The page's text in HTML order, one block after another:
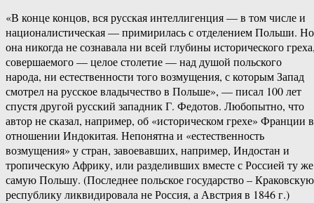
«В конце концов, вся русская интеллигенция — в том числе и
националистическая — примирилась с отделением Польши. Но
она никогда не сознавала ни всей глубины исторического
совершаемого — целое столетие — над душой польского
народа, ни естественности того возмущения, с которым Запад
смотрел на русское владычество в Польше», — писал 100 лет
спустя другой русский западник Г. Федотов. Любопытно, что
автор не сказал, например, об «историческом грехе» Франции в
отношении Индокитая. Непонятна и «естественность
возмущения» у стран, завоевавших, например, Индостан и
тропическую Африку, или разделивших вместе с Россией ту же
самую Польшу. (Последнее польское государство – Краковскую
республику ликвидировала не Россия, а Австрия в 1846 г.)